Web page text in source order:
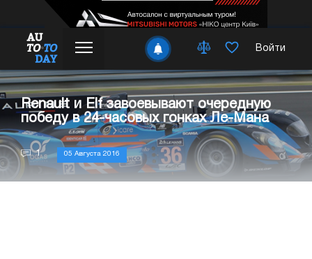
Войти
Renault и Elf завоевывают очередную
победу в 24-часовых гонках Ле-Мана
1 05 Августа 2016